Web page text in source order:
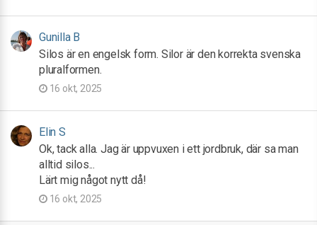
Gunilla B
Silos är en engelsk form. Silor är den korrekta svenska
pluralformen.
16 okt, 2025
Elin S
Ok, tack alla. Jag är uppvuxen i ett jordbruk, där sa man
alltid silos...
Lärt mig något nytt då!
16 okt, 2025